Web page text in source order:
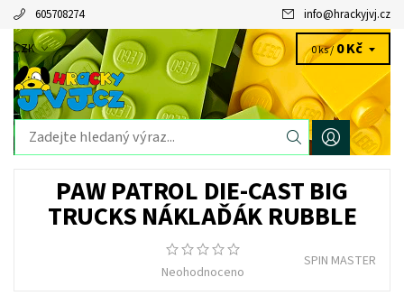
605708274 info@hrackyjvj.cz
CZK 0 ks /0 Kč
PAW PATROL DIE-CAST BIG
TRUCKS NÁKLAĎÁK RUBBLE
Neohodnoceno
SPIN MASTER